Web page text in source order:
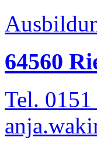
64560
Tel.